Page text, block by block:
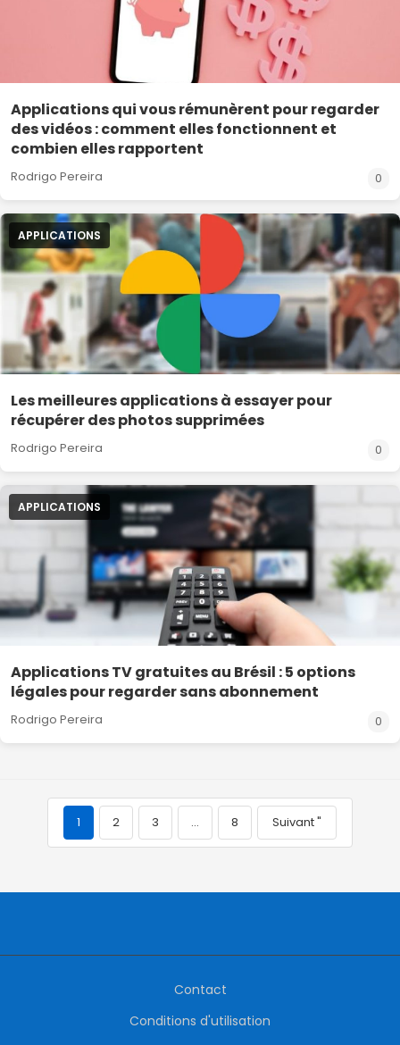
Applications qui vous rémunèrent pour regarder
des vidéos : comment elles fonctionnent et
combien elles rapportent
Rodrigo Pereira 0
APPLICATIONS
Les meilleures applications à essayer pour
récupérer des photos supprimées
Rodrigo Pereira 0
APPLICATIONS
Applications TV gratuites au Brésil : 5 options
légales pour regarder sans abonnement
Rodrigo Pereira 0
1 2 3 … 8 Suivant "
Contact
Conditions d'utilisation